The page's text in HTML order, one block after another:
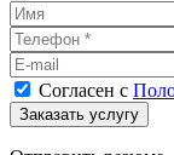
Согласен с